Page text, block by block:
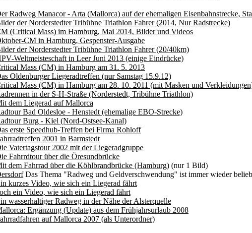
Radweg Manacor - Arta (Mallorca) auf der ehemaligen Eisenbahnstrecke,
der Norderstedter Tribühne Triathlon Fahrer (2014, Nur Radstrecke)
(Critical Mass) im Hamburg, Mai 2014, Bilder und Videos
CM in Hamburg, Gespenster-Ausgabe
der Norderstedter Tribühne Triathlon Fahrer (20/40km)
Weltmeisteschaft in Leer Juni 2013 (einige Eindrücke)
Mass (CM) in Hamburg am 31. 5. 2013
Oldenburger Liegeradtreffen (nur Samstag 15.9.12)
Mass (CM) in Hamburg am 28. 10. 2011 (mit Masken und
in der S-H-Straße (Norderstedt, Tribühne Triathlon)
dem Liegerad auf Mallorca
Bad Oldesloe - Henstedt (ehemalige EBO-Strecke)
Burg - Kiel (Nord-Ostsee-Kanal)
erste Speedhub-Treffen bei Firma Rohloff
2001 in Barmstedt
Vatertagstour 2002 mit der Liegeradgruppe
Fahrrdtour über die Öresundbrücke
dem Fahrrad über die Köhlbrandbrücke (Hamburg) (nur 1 Bild)
Das Thema "Radweg und Geldverschwendung" ist immer wieder
kurzes Video, wie sich ein Liegerad fährt
ein Video, wie sich ein Liegerad fährt
wasserhaltiger Radweg in der Nähe der Alsterquelle
Ergänzung (Update) aus dem Frühjahrsurlaub 2008
auf Mallorca 2007 (als Unterordner)